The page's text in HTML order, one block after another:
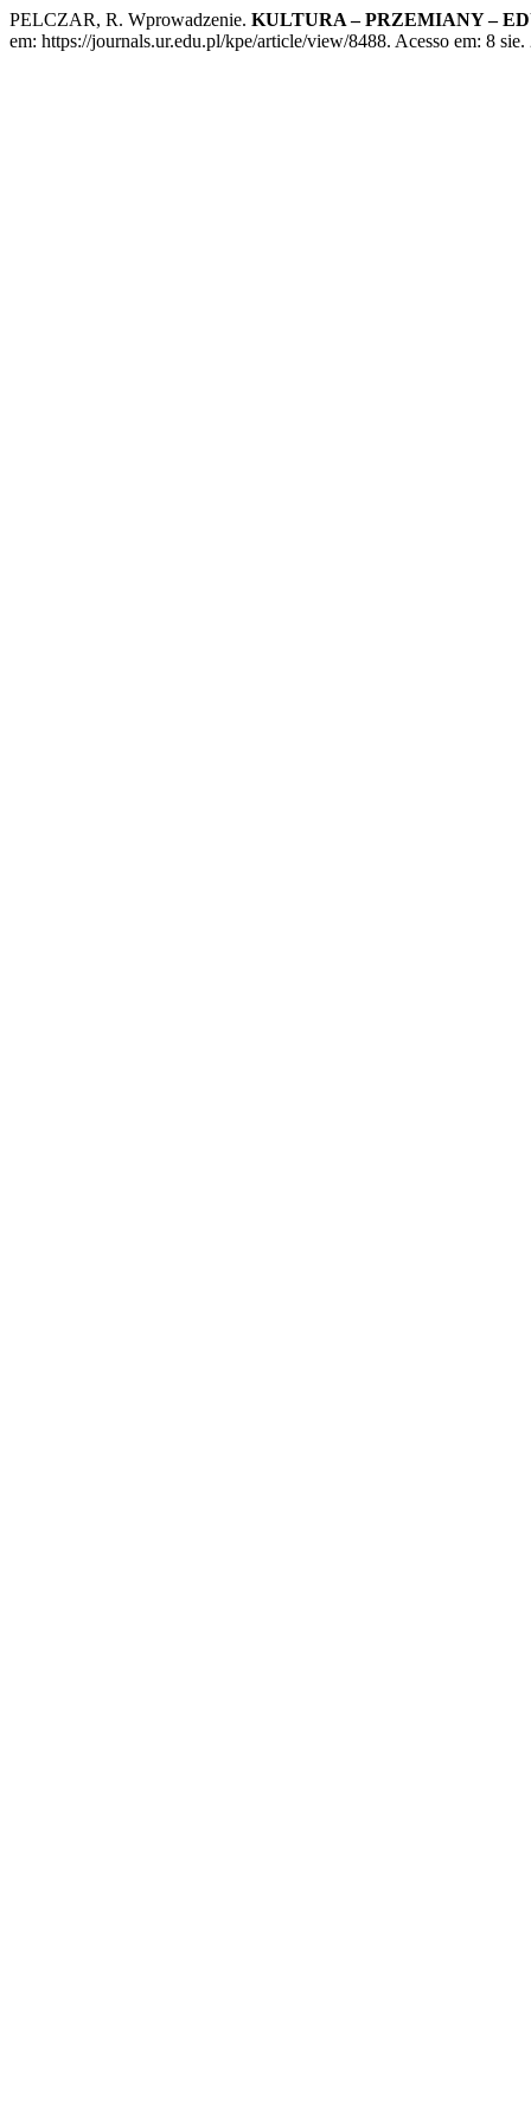
PELCZAR, R. Wprowadzenie. KULTURA – PRZEMIANY –
em: https://journals.ur.edu.pl/kpe/article/view/8488. Acesso em: 8 sie.